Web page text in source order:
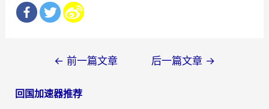
导
← 前一篇文章 后一篇文章 →
回国加速器推荐